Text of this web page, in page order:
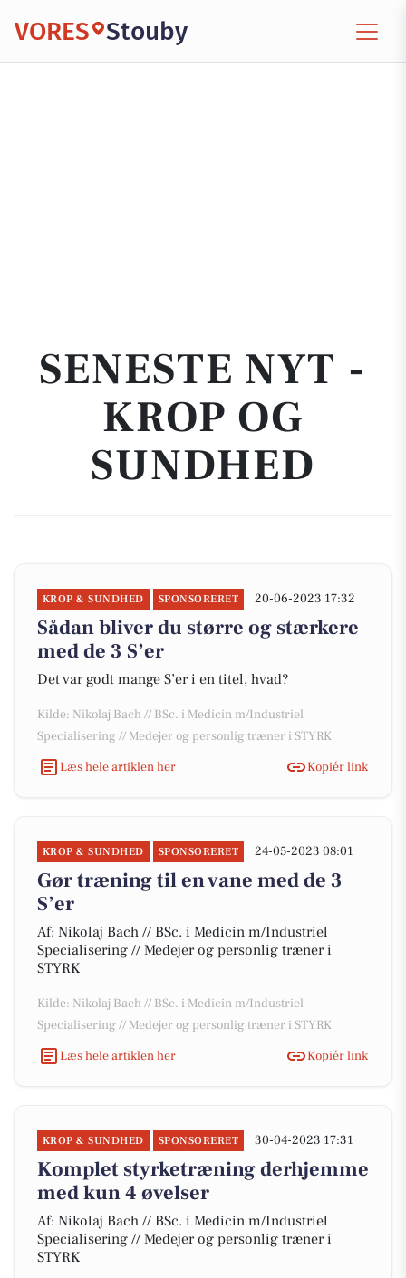
VORES Stouby
SENESTE NYT -
KROP OG
SUNDHED
KROP & SUNDHED SPONSORERET 20-06-2023 17:32
Sådan bliver du større og stærkere
med de 3 S’er
Det var godt mange S’er i en titel, hvad?
Kilde: Nikolaj Bach // BSc. i Medicin m/Industriel
Specialisering // Medejer og personlig træner i STYRK
Læs hele artiklen her
Kopiér link
KROP & SUNDHED SPONSORERET 24-05-2023 08:01
Gør træning til en vane med de 3
S’er
Af: Nikolaj Bach // BSc. i Medicin m/Industriel
Specialisering // Medejer og personlig træner i
STYRK
Kilde: Nikolaj Bach // BSc. i Medicin m/Industriel
Specialisering // Medejer og personlig træner i STYRK
Læs hele artiklen her
Kopiér link
KROP & SUNDHED SPONSORERET 30-04-2023 17:31
Komplet styrketræning derhjemme
med kun 4 øvelser
Af: Nikolaj Bach // BSc. i Medicin m/Industriel
Specialisering // Medejer og personlig træner i
STYRK